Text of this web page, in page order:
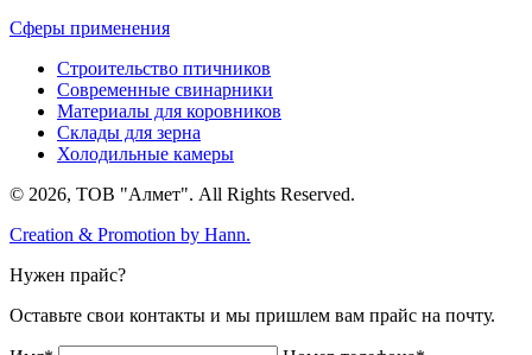
Сферы применения
Строительство птичников
Современные свинарники
Материалы для коровников
Склады для зерна
Холодильные камеры
© 2026, ТОВ "Алмет". All Rights Reserved.
Creation & Promotion by Hann.
Нужен прайс?
Оставьте свои контакты и мы пришлем вам прайс на почту.